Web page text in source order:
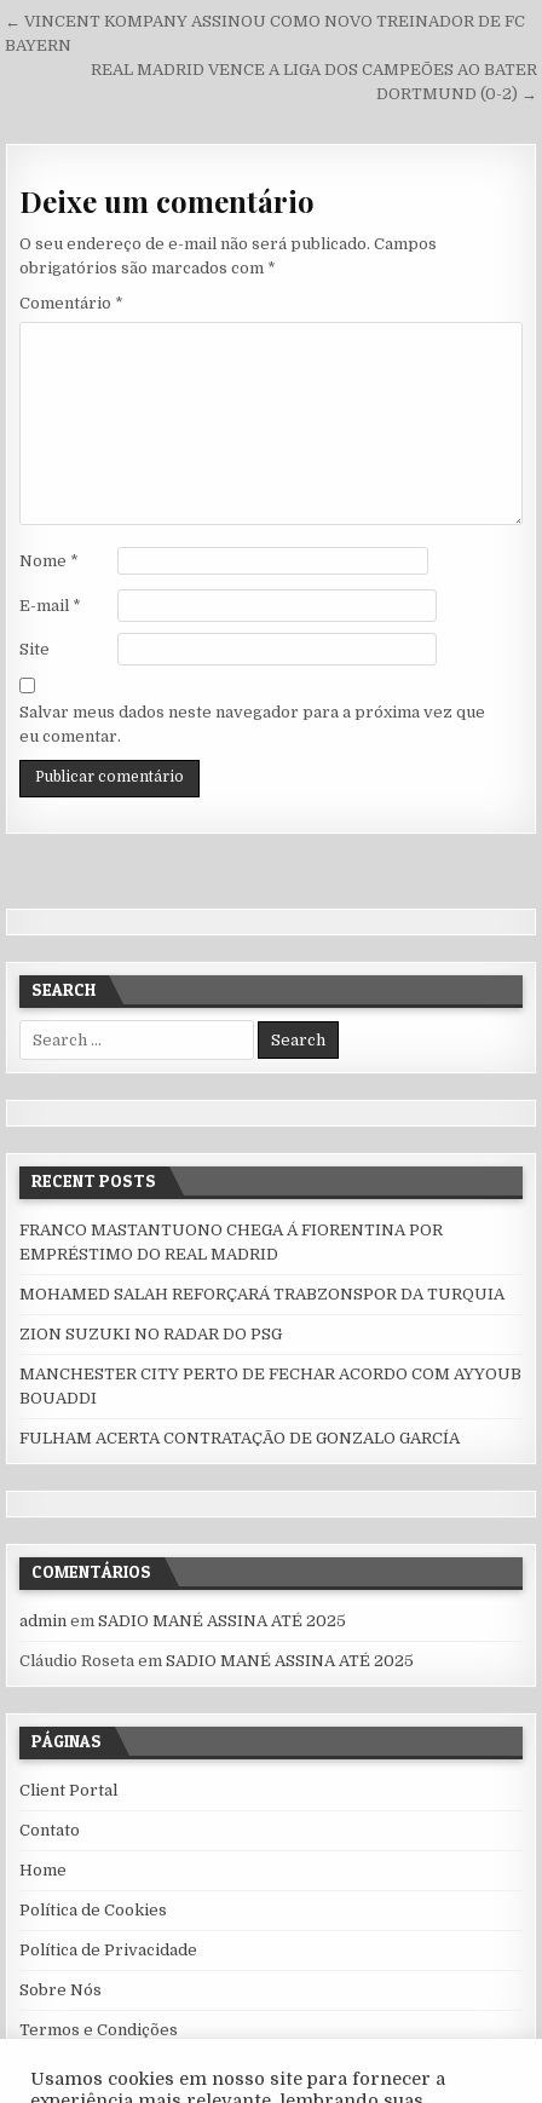
Navegação de Post
← VINCENT KOMPANY ASSINOU COMO NOVO TREINADOR DE FC
BAYERN
REAL MADRID VENCE A LIGA DOS CAMPEÕES AO BATER
DORTMUND (0-2) →
Deixe um comentário
O seu endereço de e-mail não será publicado. Campos
obrigatórios são marcados com *
Comentário *
Nome *
E-mail *
Site
Salvar meus dados neste navegador para a próxima vez que
eu comentar.
SEARCH
Search for:
RECENT POSTS
FRANCO MASTANTUONO CHEGA Á FIORENTINA POR
EMPRÉSTIMO DO REAL MADRID
MOHAMED SALAH REFORÇARÁ TRABZONSPOR DA TURQUIA
ZION SUZUKI NO RADAR DO PSG
MANCHESTER CITY PERTO DE FECHAR ACORDO COM AYYOUB
BOUADDI
FULHAM ACERTA CONTRATAÇÃO DE GONZALO GARCÍA
COMENTÁRIOS
admin emSADIO MANÉ ASSINA ATÉ 2025
Cláudio Roseta emSADIO MANÉ ASSINA ATÉ 2025
PÁGINAS
Client Portal
Contato
Home
Política de Cookies
Política de Privacidade
Sobre Nós
Termos e Condições
Usamos cookies em nosso site para fornecer a